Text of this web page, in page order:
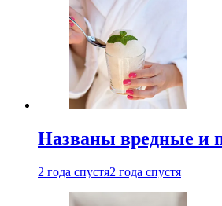
Названы вредные и
2 года спустя2 года спустя